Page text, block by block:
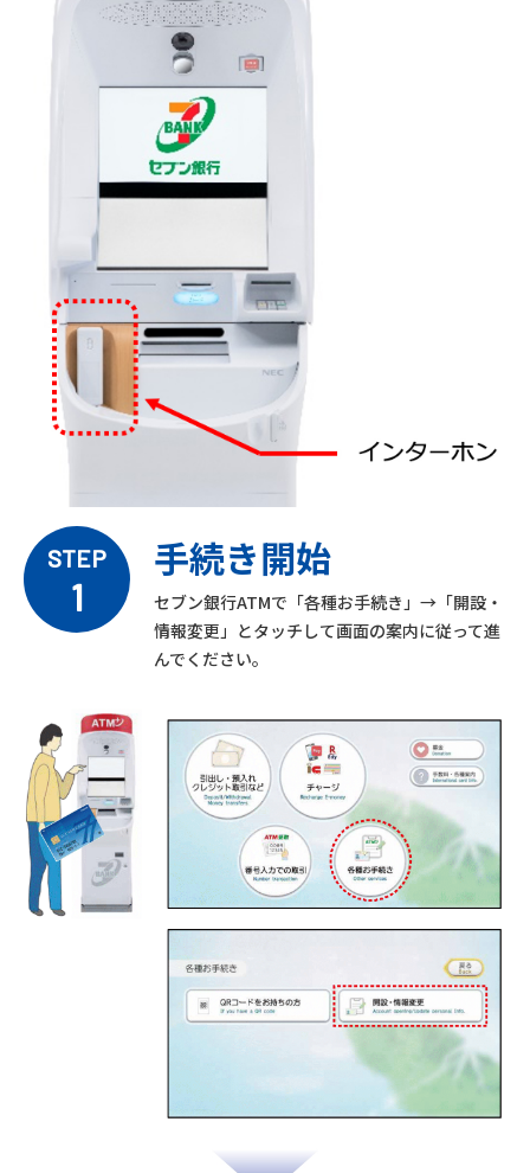
STEP
1
手続き開始
セブン銀行ATMで「各種お手続き」→「開設・
情報変更」とタッチして画面の案内に従って進
んでください。